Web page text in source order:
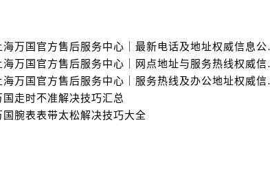
上海万国官
上海万国官
上海万国官
国走时不准解决技巧汇总
国腕表表带太松解决技巧大全